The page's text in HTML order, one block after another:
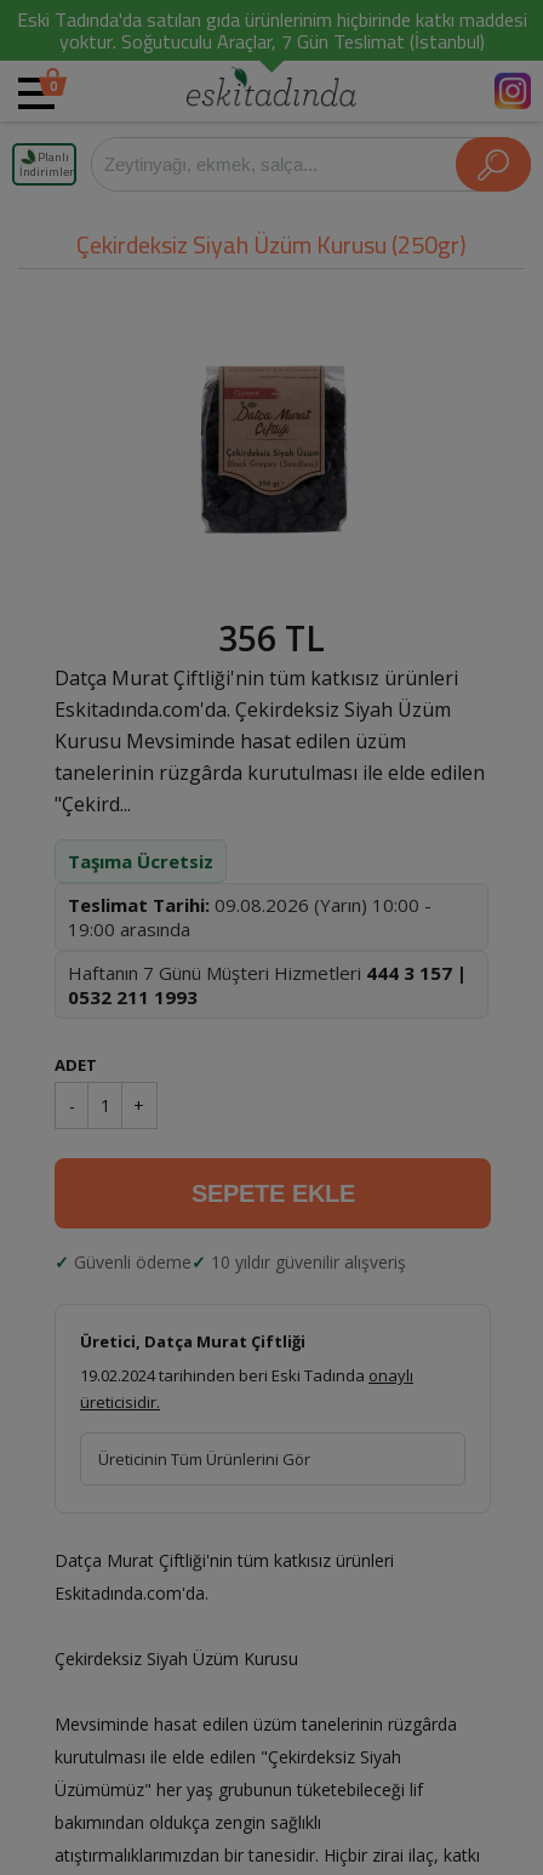
Eski Tadında'da satılan gıda ürünlerinim hiçbirinde katkı maddesi
yoktur. Soğutuculu Araçlar, 7 Gün Teslimat (İstanbul)
0
Planlı
İndirimler
Çekirdeksiz Siyah Üzüm Kurusu (250gr)
356 TL
Datça Murat Çiftliği'nin tüm katkısız ürünleri
Eskitadında.com'da. Çekirdeksiz Siyah Üzüm
Kurusu Mevsiminde hasat edilen üzüm
tanelerinin rüzgârda kurutulması ile elde edilen
"Çekird...
Taşıma Ücretsiz
Teslimat Tarihi: 09.08.2026 (Yarın) 10:00 -
19:00 arasında
Haftanın 7 Günü Müşteri Hizmetleri 444 3 157 |
0532 211 1993
ADET
- 1 +
SEPETE EKLE
Güvenli ödeme 10 yıldır güvenilir alışveriş
Üretici, Datça Murat Çiftliği
19.02.2024 tarihinden beri Eski Tadında onaylı
üreticisidir.
Üreticinin Tüm Ürünlerini Gör
Datça Murat Çiftliği'nin tüm katkısız ürünleri
Eskitadında.com'da.
Çekirdeksiz Siyah Üzüm Kurusu
Mevsiminde hasat edilen üzüm tanelerinin rüzgârda
kurutulması ile elde edilen "Çekirdeksiz Siyah
Üzümümüz" her yaş grubunun tüketebileceği lif
bakımından oldukça zengin sağlıklı
atıştırmalıklarımızdan bir tanesidir. Hiçbir zirai ilaç, katkı